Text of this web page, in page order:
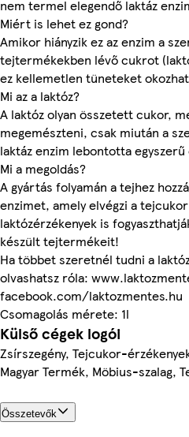
nem termel elegendő laktáz
Miért is lehet ez gond?
Amikor hiányzik ez az enzim a
tejtermékekben lévő cukrot
ez kellemetlen tüneteket
Mi az a laktóz?
A laktóz olyan összetett cukor,
megemészteni, csak miután a
laktáz enzim lebontotta
Mi a megoldás?
A gyártás folyamán a tejhez
enzimet, amely elvégzi a
laktózérzékenyek is
készült tejtermékeit!
Ha többet szeretnél tudni a
olvashatsz róla:
facebook.com/laktozmentes.hu
Csomagolás mérete: 1l
Külső cégek logói
Zsírszegény, Tejcukor-
Magyar Termék, Möbius-szalag,
Összetevők